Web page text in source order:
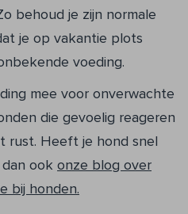
behoud je zijn normale
je op vakantie plots
voeding.
mee voor onverwachte
die gevoelig reageren
rust. Heeft je hond snel
ook onze blog over
bij honden.